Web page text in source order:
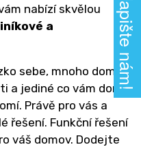
nabízí skvělou
a
sebe, mnoho domů
a jediné co vám doma
Právě pro vás a
řešení. Funkční řešení
váš domov. Dodejte
Napište nám!